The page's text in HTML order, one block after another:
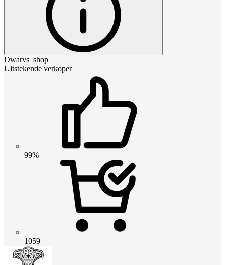
Dwarvs_shop
Uitstekende verkoper
99%
1059